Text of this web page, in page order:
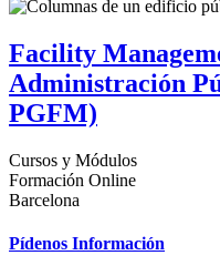
Facility
Administración
PGFM)
Cursos y Módulos
Formación Online
Barcelona
Pídenos Información